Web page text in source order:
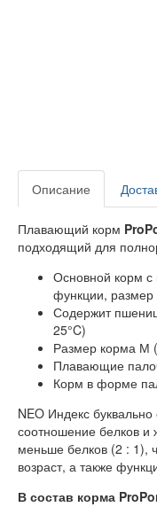
Описание
Плавающий корм
подходящий для
Основной корм
функции, размер
Содержит
25°C)
Размер корма М
Плавающие
Корм в форме
NEO Индекс
соотношение белков и
меньше белков (2 : 1),
возраст, а также
В состав корма